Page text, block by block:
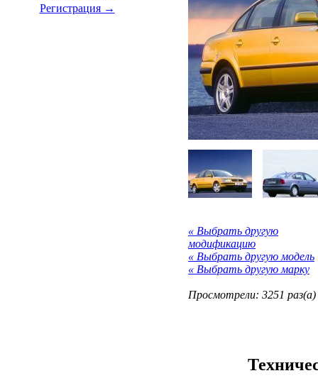
Регистрация →
« Выбрать другую
модификацию
« Выбрать другую модель
« Выбрать другую марку
Просмотрели: 3251 раз(а)